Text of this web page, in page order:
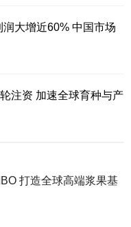
大增近60% 中国市场
注资 加速全球育种与产
打造全球高端浆果基